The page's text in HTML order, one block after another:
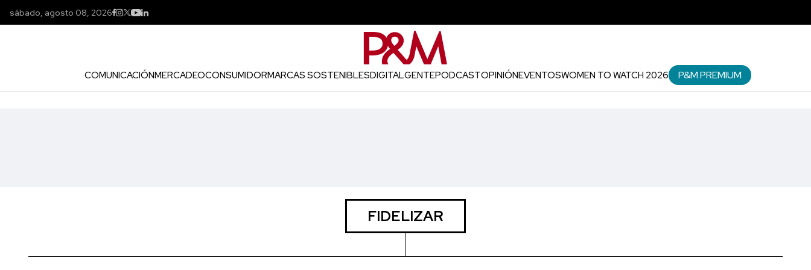
sábado, agosto 08, 2026
COMUNICACIÓNMERCADEOCONSUMIDORMARCAS SOSTENIBLESDIGITALGENTEPODCASTOPINIÓNEVENTOSWOMEN TO WATCH 2026 P&M PREMIUM
FIDELIZAR